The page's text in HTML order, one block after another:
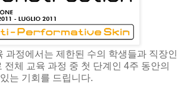
과정에서는 제한된 수의 학생들과 직장인
전체 교육 과정 중 첫 단계인 4주 동안의
는 기회를 드립니다.